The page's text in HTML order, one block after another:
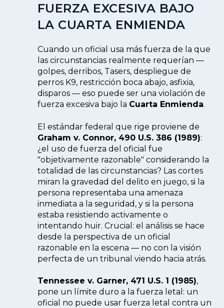
FUERZA EXCESIVA BAJO
LA CUARTA ENMIENDA
Cuando un oficial usa más fuerza de la que
las circunstancias realmente requerían —
golpes, derribos, Tasers, despliegue de
perros K9, restricción boca abajo, asfixia,
disparos — eso puede ser una violación de
fuerza excesiva bajo la Cuarta Enmienda.
El estándar federal que rige proviene de
Graham v. Connor, 490 U.S. 386 (1989):
¿el uso de fuerza del oficial fue
"objetivamente razonable" considerando la
totalidad de las circunstancias? Las cortes
miran la gravedad del delito en juego, si la
persona representaba una amenaza
inmediata a la seguridad, y si la persona
estaba resistiendo activamente o
intentando huir. Crucial: el análisis se hace
desde la perspectiva de un oficial
razonable en la escena — no con la visión
perfecta de un tribunal viendo hacia atrás.
Tennessee v. Garner, 471 U.S. 1 (1985),
pone un límite duro a la fuerza letal: un
oficial no puede usar fuerza letal contra un